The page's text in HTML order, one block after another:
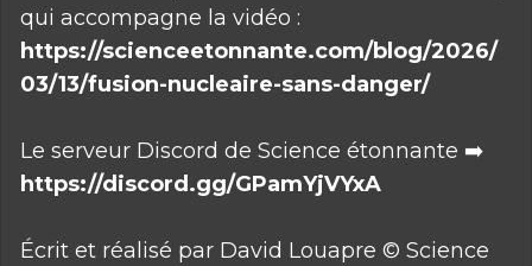
qui accompagne la vidéo :
https://scienceetonnante.com/blog/2026/
03/13/fusion-nucleaire-sans-danger/
Le serveur Discord de Science étonnante ➡️
https://discord.gg/GPamYjVYxA
Écrit et réalisé par David Louapre © Science